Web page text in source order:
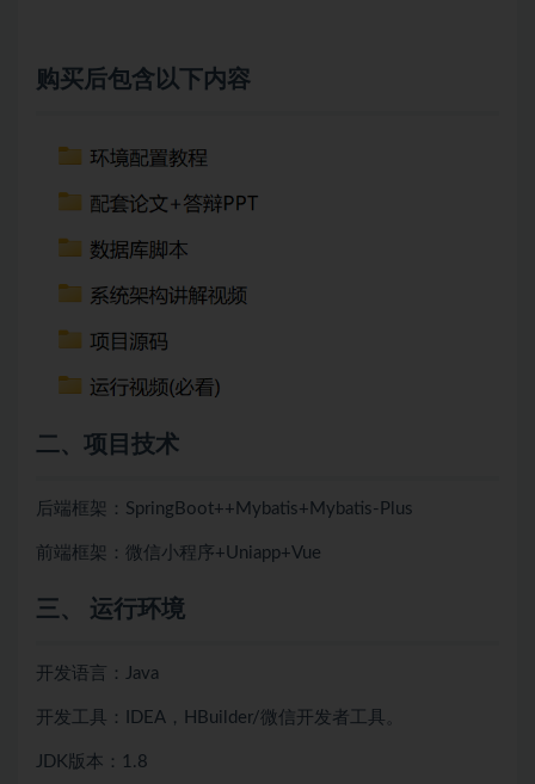
购买后包含以下内容
二、项目技术
后端框架：SpringBoot++ Mybatis+ Mybatis-Plus
前端框架：微信小程序+Uniapp+Vue
三、 运行环境
开发语言：Java
开发工具：IDEA，HBuilder/微信开发者工具。
JDK版本：1.8